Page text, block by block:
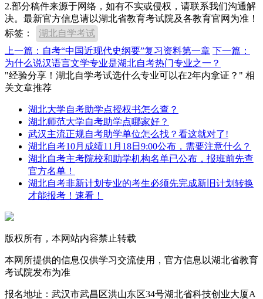
2.部分稿件来源于网络，如有不实或侵权，请联系我们沟通解
决。最新官方信息请以湖北省教育考试院及各教育官网为准！
标签：
湖北自学考试
上一篇：自考“中国近现代史纲要”复习资料第一章 下一篇：
为什么说汉语言文学专业是湖北自考热门专业之一？
"经验分享！湖北自学考试选什么专业可以在2年内拿证？" 相
关文章推荐
湖北大学自考助学点授权书怎么查？
湖北师范大学自考助学点哪家好？
武汉主流正规自考助学单位怎么找？看这就对了!
湖北自考10月成绩11月18日9:00公布，需要注意什么？
湖北自考主考院校和助学机构名单已公布，报班前先查
官方名单！
湖北自考非新计划专业的考生必须先完成新旧计划转换
才能报考！速看！
版权所有，本网站内容禁止转载
本网所提供的信息仅供学习交流使用，官方信息以湖北省教育
考试院发布为准
报名地址：武汉市武昌区洪山东区34号湖北省科技创业大厦A